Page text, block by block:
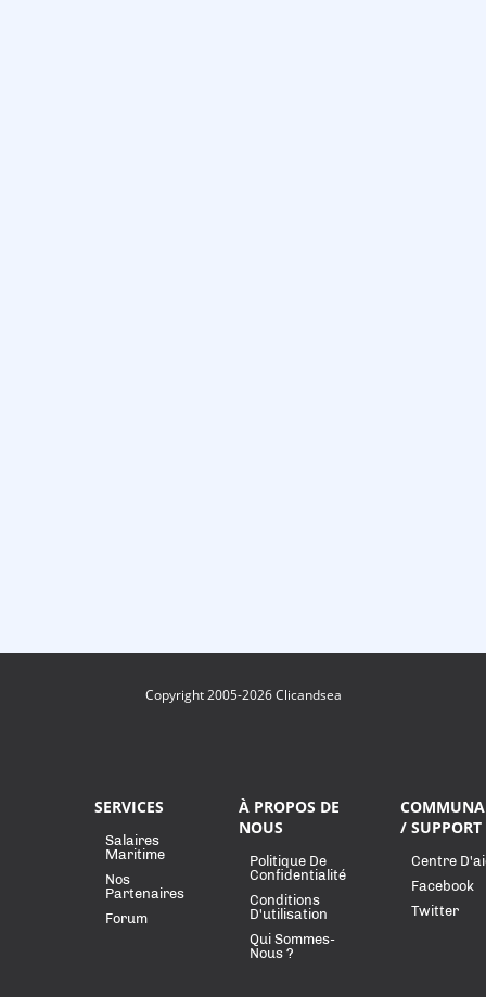
Copyright 2005-2026 Clicandsea
SERVICES
Salaires
Maritime
Nos
Partenaires
Forum
À PROPOS DE
NOUS
Politique De
Confidentialité
Conditions
D'utilisation
Qui Sommes-
Nous ?
/ SUPPORT
Centre
Facebook
Twitter